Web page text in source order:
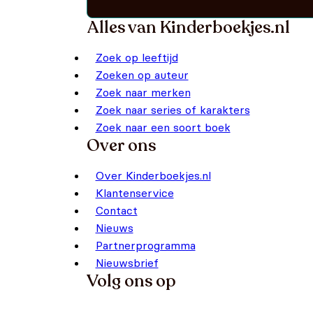
Alles van Kinderboekjes.nl
Zoek op leeftijd
Zoeken op auteur
Zoek naar merken
Zoek naar series of karakters
Zoek naar een soort boek
Over ons
Over Kinderboekjes.nl
Klantenservice
Contact
Nieuws
Partnerprogramma
Nieuwsbrief
Volg ons op